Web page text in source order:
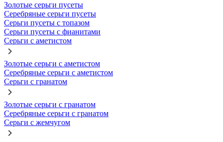
Золотые серьги пусеты
Серебряные серьги пусеты
Серьги пусеты с топазом
Серьги пусеты с фианитами
Серьги с аметистом
Золотые серьги с аметистом
Серебряные серьги с аметистом
Серьги с гранатом
Золотые серьги с гранатом
Серебряные серьги с гранатом
Серьги с жемчугом